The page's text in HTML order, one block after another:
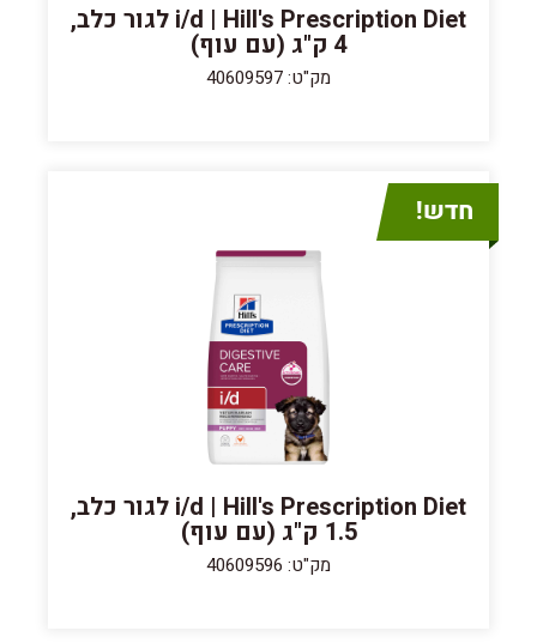
i/d | Hill's Prescription Diet לגור כלב,
4 ק"ג (עם עוף)
מק"ט: 40609597
i/d | Hill's Prescription Diet לגור כלב,
1.5 ק"ג (עם עוף)
מק"ט: 40609596